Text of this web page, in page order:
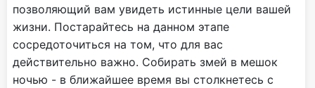
позволяющий вам увидеть истинные цели вашей
жизни. Постарайтесь на данном этапе
сосредоточиться на том, что для вас
действительно важно. Собирать змей в мешок
ночью - в ближайшее время вы столкнетесь с